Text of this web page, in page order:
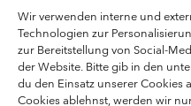
München Deutschland. Alle Rechte
Nutzungsbedingungen
Datenschutzerklärung
Bestimmungen und Bedingungen
Wir verwenden interne und
Technologien zur
zur Bereitstellung von Social-
der Website. Bitte gib in den
du den Einsatz unserer Cookies
Cookies ablehnst, werden wir